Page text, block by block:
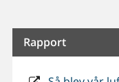
Rapport